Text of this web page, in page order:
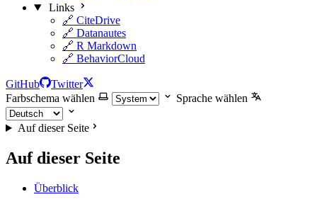
Links
🔗 CiteDrive
🔗 Datanautes
🔗 R Markdown
🔗 BehaviorCloud
GitHub
Twitter
Farbschema wählen
Sprache wählen
Auf dieser Seite
Auf dieser Seite
Überblick